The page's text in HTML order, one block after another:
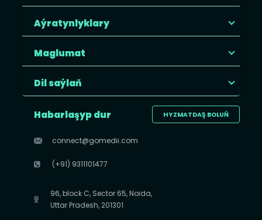
Aýratynlyklary
Maglumat
Dil saýlaň
HYZMATDAŞ BOLUŇ
Habarlaşyp dur
connect@gomedii.com
(+91) 9311101477
96, block C, Sector 65, Noida,
Uttar Pradesh, 201301